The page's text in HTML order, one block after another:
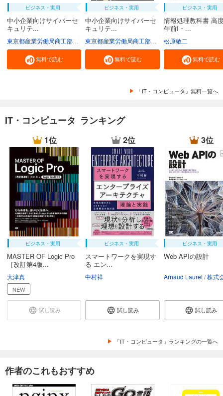
ビジネス・実用
中小企業向けサイバーセ
キュリテ...
東京都産業労働局商工部経営支援課
無料で読む
ビジネス・実用
中小企業向けサイバーセ
キュリテ...
東京都産業労働局商工部経営支援課
無料で読む
ビジネス・実用
情報処理教科書 高
午前I・...
松原敬二
無料で読む
「IT・コンピュータ」無料一覧へ
IT・コンピュータ ランキング
1位
ビジネス・実用
MASTER OF Logic Pro
［改訂第4版...
大津真
NEW
試し読み
2位
ビジネス・実用
スマートワークを実現す
る エン...
中村祥
試し読み
3位
ビジネス・実用
Web APIの設計
Arnaud Lauret 株式会社
試し読み
「IT・コンピュータ」ランキングの一覧へ
作者のこれもおすすめ